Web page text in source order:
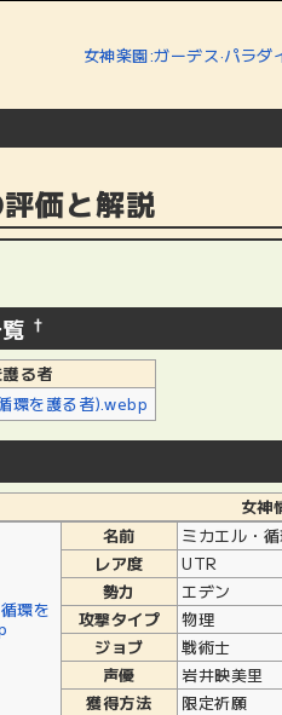
女神楽園:ガーデス·パラ
価と解説
†
る者
女神
名前
ミカエル・
レア度
UTR
勢力
エデン
攻撃タイプ
物理
ジョブ
戦術士
声優
岩井映美里
獲得方法
限定祈願